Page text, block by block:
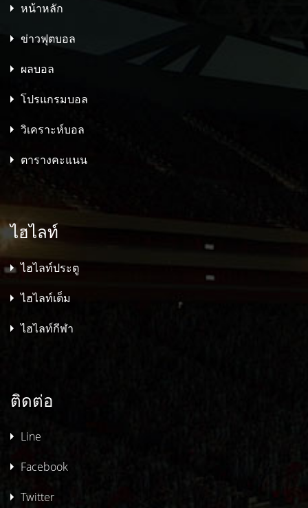
หน้าหลัก
ข่าวฟุตบอล
ผลบอล
โปรแกรมบอล
วิเคราะห์บอล
ตารางคะแนน
ไฮไลท์
ไฮไลท์ประตู
ไฮไลท์เต็ม
ไฮไลท์กีฬา
ติดต่อ
Line
Facebook
Twitter